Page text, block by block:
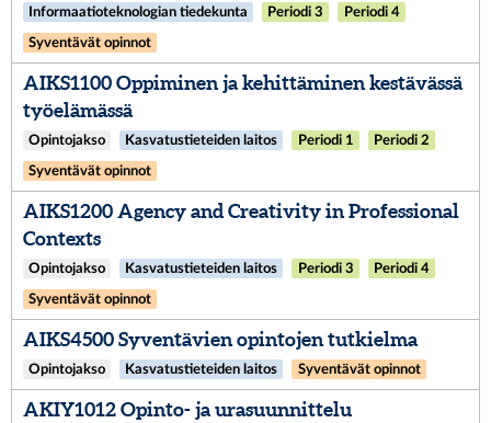
Informaatioteknologian tiedekunta Periodi 3 Periodi 4
Syventävät opinnot
AIKS1100 Oppiminen ja kehittäminen kestävässä
työelämässä
Opintojakso Kasvatustieteiden laitos Periodi 1 Periodi 2
Syventävät opinnot
AIKS1200 Agency and Creativity in Professional
Contexts​
Opintojakso Kasvatustieteiden laitos Periodi 3 Periodi 4
Syventävät opinnot
AIKS4500 Syventävien opintojen tutkielma
Opintojakso Kasvatustieteiden laitos Syventävät opinnot
AKIY1012 Opinto- ja urasuunnittelu